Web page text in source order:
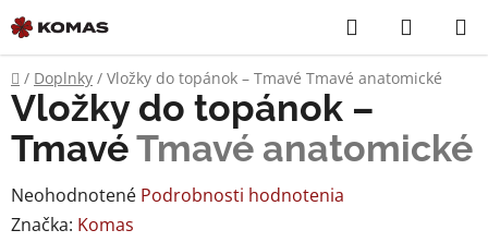
Prejsť
na
obsah
Hľadať
KOŠÍK
Domov
/ Doplnky / Vložky do topánok – Tmavé Tmavé anatomické
Vložky do topánok –
TmavéTmavé anatomické
Priemerné
hodnotenie
Neohodnotené Podrobnosti hodnotenia
Značka: Komas